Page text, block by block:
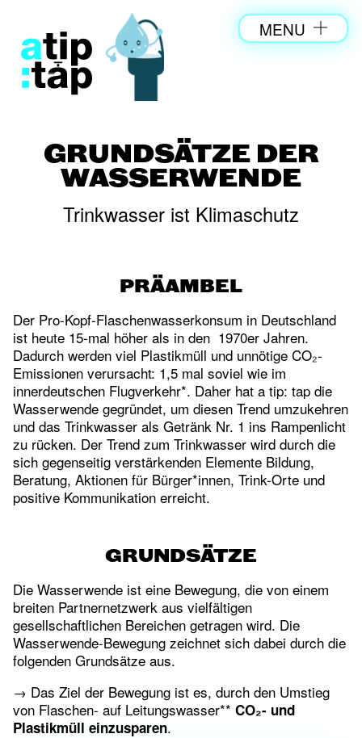
MENU
GRUNDSÄTZE DER
WASSERWENDE
Trinkwasser ist Klimaschutz
PRÄAMBEL
Der Pro-Kopf-Flaschenwasserkonsum in Deutschland
ist heute 15-mal höher als in den 1970er Jahren.
Dadurch werden viel Plastikmüll und unnötige CO₂-
Emissionen verursacht: 1,5 mal soviel wie im
innerdeutschen Flugverkehr*. Daher hat a tip: tap die
Wasserwende gegründet, um diesen Trend umzukehren
und das Trinkwasser als Getränk Nr. 1 ins Rampenlicht
zu rücken. Der Trend zum Trinkwasser wird durch die
sich gegenseitig verstärkenden Elemente Bildung,
Beratung, Aktionen für Bürger*innen, Trink-Orte und
positive Kommunikation erreicht.
GRUNDSÄTZE
Die Wasserwende ist eine Bewegung, die von einem
breiten Partnernetzwerk aus vielfältigen
gesellschaftlichen Bereichen getragen wird. Die
Wasserwende-Bewegung zeichnet sich dabei durch die
folgenden Grundsätze aus.
→ Das Ziel der Bewegung ist es, durch den Umstieg
von Flaschen- auf Leitungswasser** CO₂- und
Plastikmüll einzusparen.